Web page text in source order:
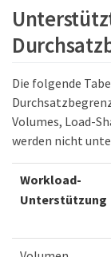
Die folgende
Volumes, Load-
werden nicht
Workload-
Unterstützung